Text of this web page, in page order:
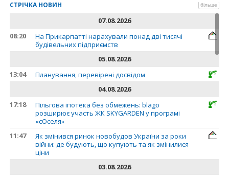
СТРІЧКА НОВИН більше
07.08.2026
08:20
На Прикарпатті нарахували понад дві тисячі
будівельних підприємств
05.08.2026
13:04
Планування, перевірені досвідом
04.08.2026
17:18
Пільгова іпотека без обмежень: blago
розширює участь ЖК SKYGARDEN у програмі
«єОселя»
11:47
Як змінився ринок новобудов України за роки
війни: де будують, що купують та як змінилися
ціни
03.08.2026